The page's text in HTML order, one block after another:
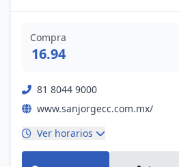
Compra
16.94
81 8044 9000
www.sanjorgecc.com.mx/
Ver horarios